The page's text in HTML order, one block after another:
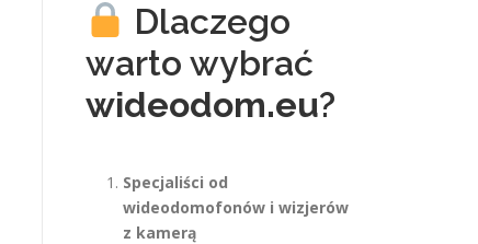
Dlaczego
warto wybrać
wideodom.eu?
Specjaliści od
wideodomofonów i wizjerów
z kamerą